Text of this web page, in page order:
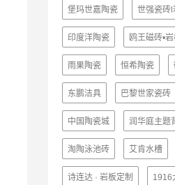
堡玛世嘉陶瓷 世强瓷砖l
印度洋陶瓷 鸥王磁砖•岩
雨果陶瓷 恒希陶瓷
东鹏洁具 巴黎世家瓷砖
中国陶瓷城 润华庭主题
淘陶泳池砖 艾肯水槽
诗连达 · 岩板定制 1916